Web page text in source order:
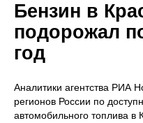
Бензин в
подорожал
год
Аналитики агентства РИА
регионов России по
автомобильного топлива в